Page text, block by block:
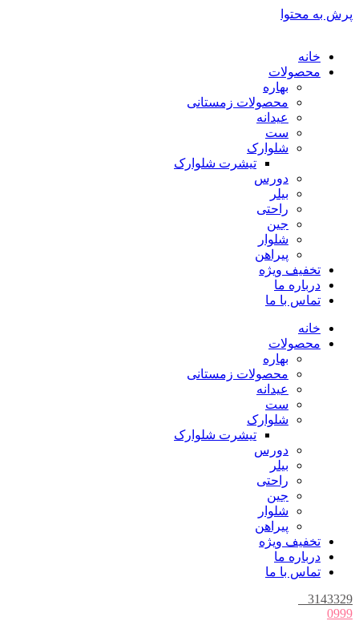
پرش به محتوا
خانه
محصولات
بهاره
محصولات زمستانی
عیدانه
ست
شلوارک
تیشرت شلوارک
دورس
بیلر
راحتی
جین
شلوار
پیراهن
تخفیف ویژه
درباره ما
تماس با ما
خانه
محصولات
بهاره
محصولات زمستانی
عیدانه
ست
شلوارک
تیشرت شلوارک
دورس
بیلر
راحتی
جین
شلوار
پیراهن
تخفیف ویژه
درباره ما
تماس با ما
3143329
0999